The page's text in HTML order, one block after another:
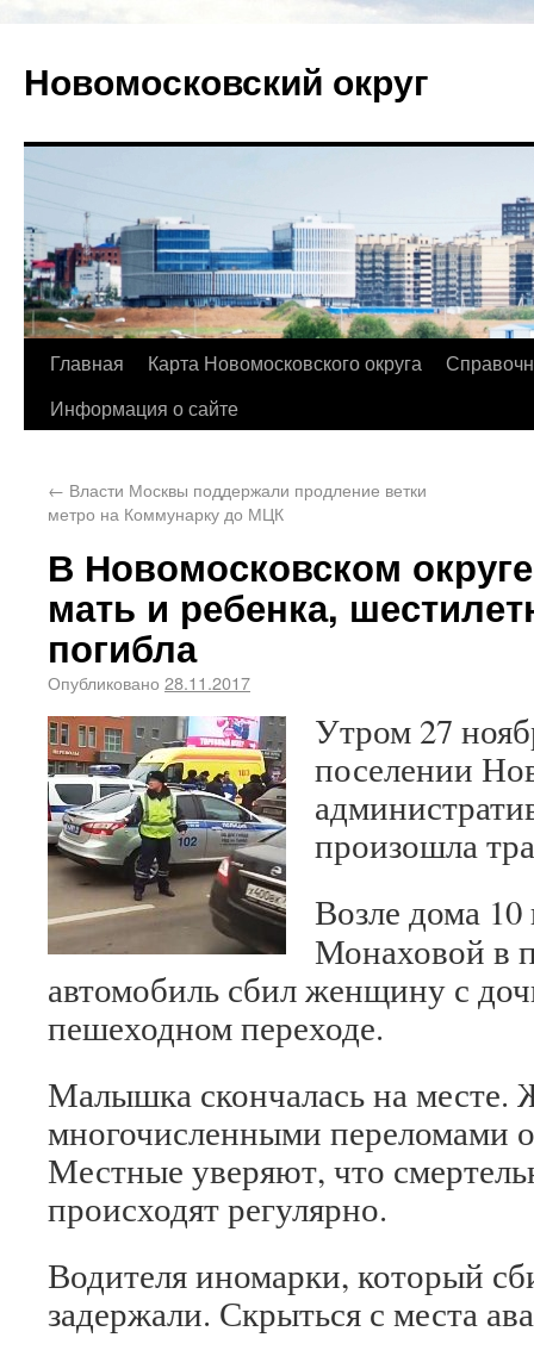
Новомосковский округ
Главная Карта Новомосковского округа
Информация о сайте
← Власти Москвы поддержали продление ветки
метро на Коммунарку до МЦК
В Новомосковском
мать и ребенка,
погибла
Опубликовано 28.11.2017
Утром 27
поселении
произошла
Возле дома
Монаховой в
автомобиль сбил женщину с
пешеходном переходе.
Малышка скончалась на
многочисленными переломами
Местные уверяют, что
происходят регулярно.
Водителя иномарки, который
задержали. Скрыться с места